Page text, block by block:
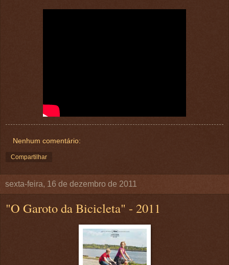
Nenhum comentário:
Compartilhar
sexta-feira, 16 de dezembro de 2011
"O Garoto da Bicicleta" - 2011